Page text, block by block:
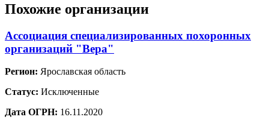
Похожие организации
Ассоциация специализированных похоронных
организаций "Вера"
Регион: Ярославская область
Статус: Исключенные
Дата ОГРН: 16.11.2020